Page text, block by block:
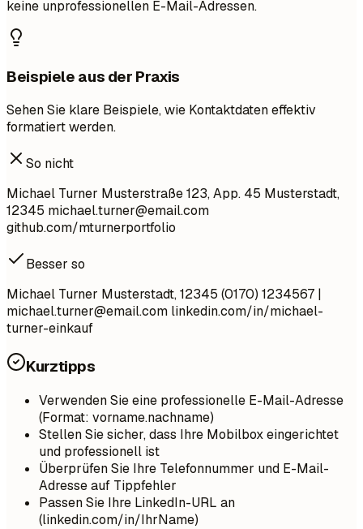
keine unprofessionellen E-Mail-Adressen.
Beispiele aus der Praxis
Sehen Sie klare Beispiele, wie Kontaktdaten effektiv
formatiert werden.
So nicht
Michael Turner Musterstraße 123, App. 45 Musterstadt,
12345 michael.turner@email.com
github.com/mturnerportfolio
Besser so
Michael Turner Musterstadt, 12345 (0170) 1234567 |
michael.turner@email.com linkedin.com/in/michael-
turner-einkauf
Kurztipps
Verwenden Sie eine professionelle E-Mail-Adresse
(Format: vorname.nachname)
Stellen Sie sicher, dass Ihre Mobilbox eingerichtet
und professionell ist
Überprüfen Sie Ihre Telefonnummer und E-Mail-
Adresse auf Tippfehler
Passen Sie Ihre LinkedIn-URL an
(linkedin.com/in/IhrName)